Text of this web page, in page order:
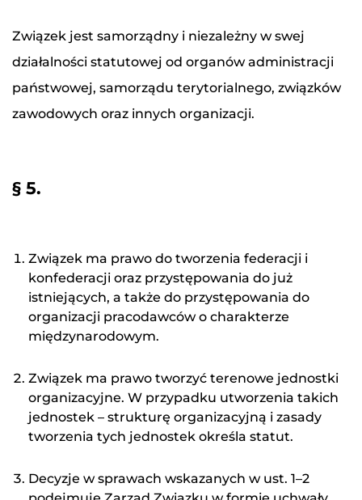
Związek jest samorządny i niezależny w swej
działalności statutowej od organów administracji
państwowej, samorządu terytorialnego, związków
zawodowych oraz innych organizacji.
§ 5.
Związek ma prawo do tworzenia federacji i
konfederacji oraz przystępowania do już
istniejących, a także do przystępowania do
organizacji pracodawców o charakterze
międzynarodowym.
Związek ma prawo tworzyć terenowe jednostki
organizacyjne. W przypadku utworzenia takich
jednostek – strukturę organizacyjną i zasady
tworzenia tych jednostek określa statut.
Decyzje w sprawach wskazanych w ust. 1–2